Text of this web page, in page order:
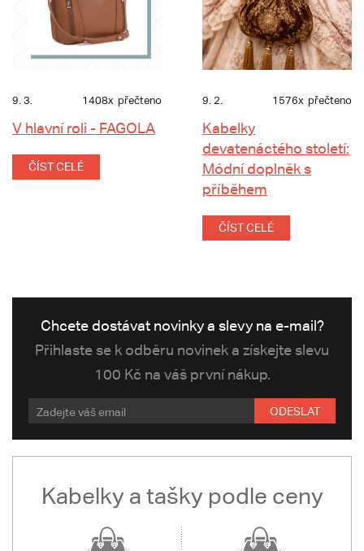
9. 3. 1408x přečteno
V hlavní roli - FAGOLA
ČÍST CELÉ
9. 2. 1576x přečteno
Kabelky
devatenáctého století:
Módní doplněk s
příběhem
ČÍST CELÉ
Chcete dostávat novinky a slevy na e-mail?
Přihlaste se k odběru novinek a získejte slevu
100 Kč na váš první nákup.
ODESLAT
Kabelky a tašky podle ceny